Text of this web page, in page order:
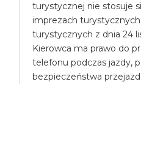
turystycznej nie stosuje
imprezach
turystycznych z dnia 24
Kierowca ma prawo do
telefonu podczas jazdy,
bezpieczeństwa